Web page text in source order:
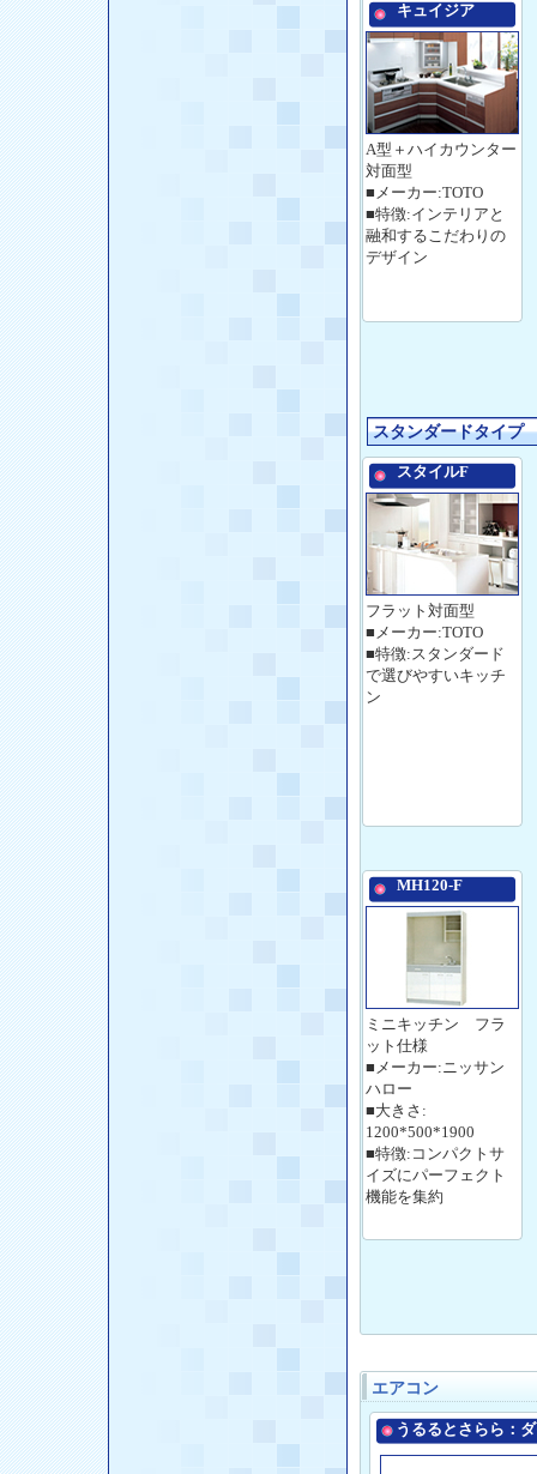
キュイジア
A型＋ハイカウンター
対面型
■メーカー:TOTO
■特徴:インテリアと
融和するこだわりの
デザイン
スタンダードタイプ
スタイルF
フラット対面型
■メーカー:TOTO
■特徴:スタンダード
で選びやすいキッチ
ン
MH120-F
ミニキッチン フラ
ット仕様
■メーカー:ニッサン
ハロー
■大きさ:
1200*500*1900
■特徴:コンパクトサ
イズにパーフェクト
機能を集約
エアコン
うるるとさらら：